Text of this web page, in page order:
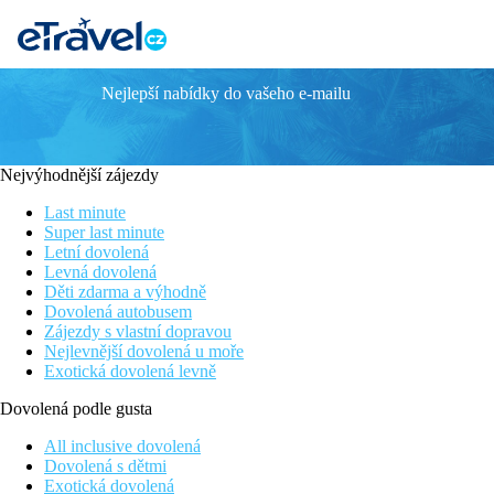
TOSSA BEACH CENTER
Hotely Tossa Beach a Tossa Center se nachází cca 200 metrů
Popis hotelu
Prostorná klimatizovaná restaurace, recepce s počítačem a
Popis pokoje
Pokoje s možností 2 přistýlek mají vlastní koupelna + WC,
Další popis vybavení a umístění pokojů, najdete v oficiálním
Sport a zábava
Hotel nabízí denní i noční zábavu, speciální programy pro děti
Stravování
All Inclusive - snídaně, oběd a večeře formou bufetu
Vzdálenosti
Nejlepší nabídky do vašeho e-mailu
Nejvýhodnější zájezdy
Last minute
Super last minute
Letní dovolená
Levná dovolená
Děti zdarma a výhodně
Dovolená autobusem
Zájezdy s vlastní dopravou
Nejlevnější dovolená u moře
Exotická dovolená levně
Dovolená podle gusta
All inclusive dovolená
Dovolená s dětmi
Exotická dovolená